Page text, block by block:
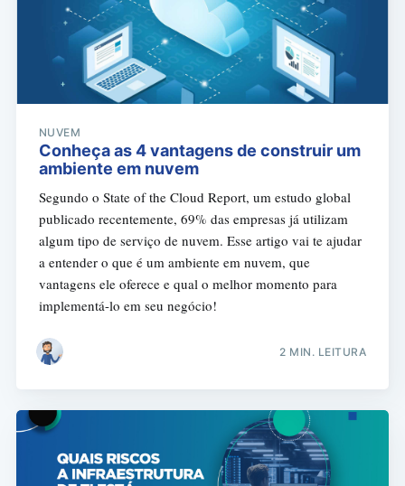
NUVEM
Conheça as 4 vantagens de construir um
ambiente em nuvem
Segundo o State of the Cloud Report, um estudo global
publicado recentemente, 69% das empresas já utilizam
algum tipo de serviço de nuvem. Esse artigo vai te ajudar
a entender o que é um ambiente em nuvem, que
vantagens ele oferece e qual o melhor momento para
implementá-lo em seu negócio!
2 MIN. LEITURA